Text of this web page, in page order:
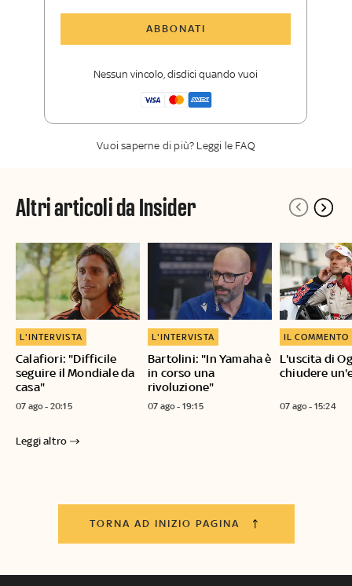
Sport
La newsletter esclusiva di Sky Sport
ABBONATI
Nessun vincolo, disdici quando vuoi
Vuoi saperne di più? Leggi le FAQ
Altri articoli da Insider
Calafiori: "Difficile
seguire il Mondiale da
casa"
L'INTERVISTA
07 ago - 20:15
Bartolini: "In Yamaha è
in corso una
rivoluzione"
L'INTERVISTA
07 ago - 19:15
L'uscita di
chiudere
IL COMMENTO
07 ago - 15:24
Leggi altro
TORNA AD INIZIO PAGINA